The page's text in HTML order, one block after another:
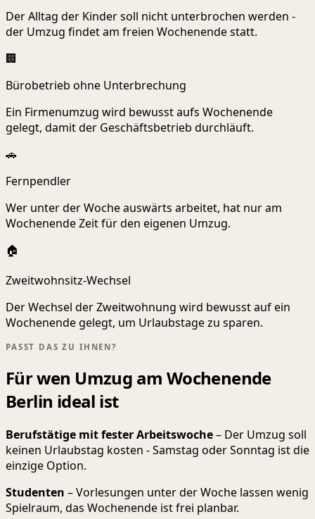
Der Alltag der Kinder soll nicht unterbrochen werden -
der Umzug findet am freien Wochenende statt.
🏢
Bürobetrieb ohne Unterbrechung
Ein Firmenumzug wird bewusst aufs Wochenende
gelegt, damit der Geschäftsbetrieb durchläuft.
🚗
Fernpendler
Wer unter der Woche auswärts arbeitet, hat nur am
Wochenende Zeit für den eigenen Umzug.
🏠
Zweitwohnsitz-Wechsel
Der Wechsel der Zweitwohnung wird bewusst auf ein
Wochenende gelegt, um Urlaubstage zu sparen.
PASST DAS ZU IHNEN?
Für wen Umzug am Wochenende
Berlin ideal ist
Berufstätige mit fester Arbeitswoche– Der Umzug soll
keinen Urlaubstag kosten - Samstag oder Sonntag ist die
einzige Option.
Studenten – Vorlesungen unter der Woche lassen wenig
Spielraum, das Wochenende ist frei planbar.